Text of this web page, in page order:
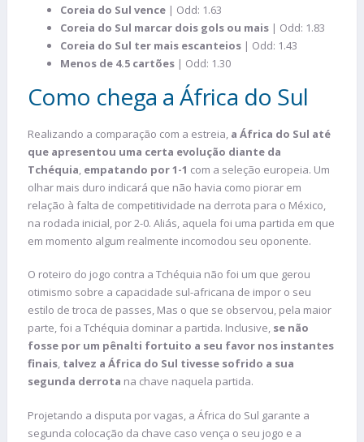
Coreia do Sul vence | Odd: 1.63
Coreia do Sul marcar dois gols ou mais | Odd: 1.83
Coreia do Sul ter mais escanteios | Odd: 1.43
Menos de 4.5 cartões | Odd: 1.30
Como chega a África do Sul
Realizando a comparação com a estreia, a África do Sul até
que apresentou uma certa evolução diante da
Tchéquia, empatando por 1-1 com a seleção europeia. Um
olhar mais duro indicará que não havia como piorar em
relação à falta de competitividade na derrota para o México,
na rodada inicial, por 2-0. Aliás, aquela foi uma partida em que
em momento algum realmente incomodou seu oponente.
O roteiro do jogo contra a Tchéquia não foi um que gerou
otimismo sobre a capacidade sul-africana de impor o seu
estilo de troca de passes, Mas o que se observou, pela maior
parte, foi a Tchéquia dominar a partida. Inclusive, se não
fosse por um pênalti fortuito a seu favor nos instantes
finais, talvez a África do Sul tivesse sofrido a sua
segunda derrota na chave naquela partida.
Projetando a disputa por vagas, a África do Sul garante a
segunda colocação da chave caso vença o seu jogo e a